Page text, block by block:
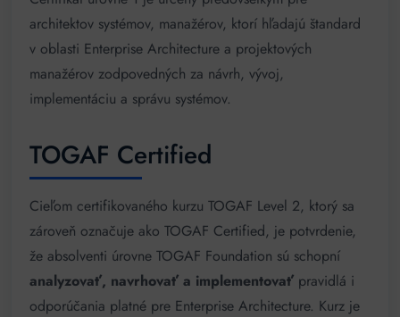
architektov systémov, manažérov, ktorí hľadajú štandard
v oblasti Enterprise Architecture a projektových
manažérov zodpovedných za návrh, vývoj,
implementáciu a správu systémov.
TOGAF Certified
Cieľom certifikovaného kurzu TOGAF Level 2, ktorý sa
zároveň označuje ako TOGAF Certified, je potvrdenie,
že absolventi úrovne TOGAF Foundation sú schopní
analyzovať, navrhovať a implementovať pravidlá i
odporúčania platné pre Enterprise Architecture. Kurz je